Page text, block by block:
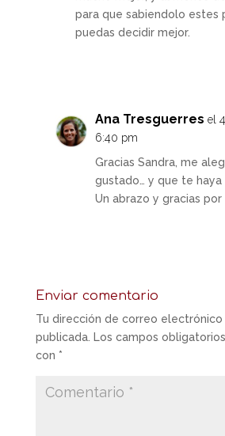
para que sabiendolo estes
puedas decidir mejor.
Ana Tresguerres el
6:40 pm
Gracias Sandra, me
gustado… y que te haya
Un abrazo y gracias
Enviar comentario
Tu dirección de correo electrónico
publicada. Los campos
con *